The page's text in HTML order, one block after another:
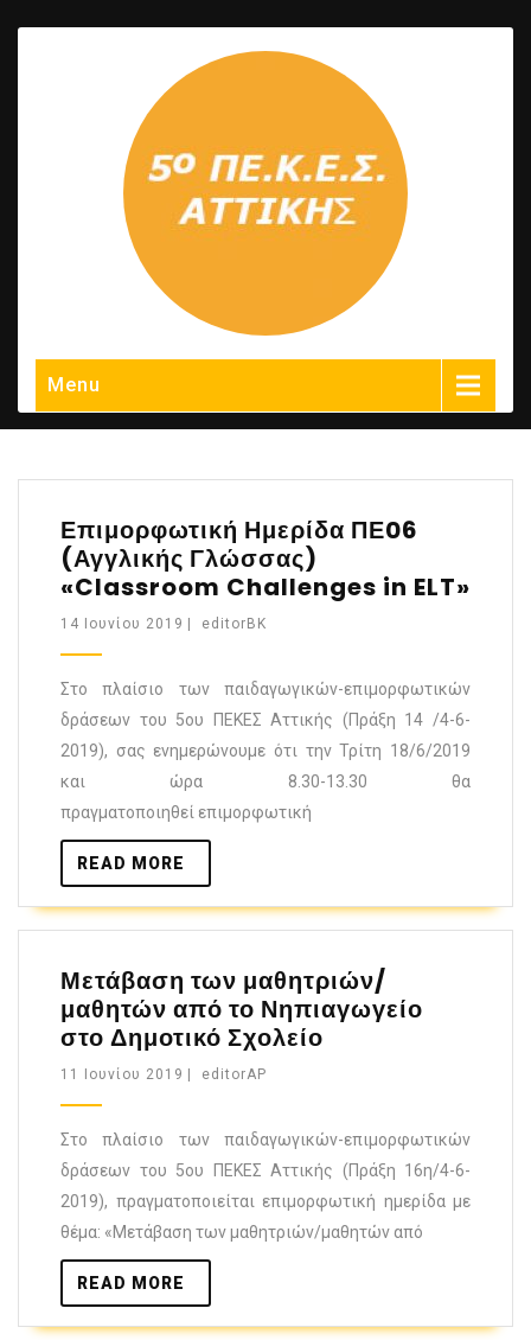
Menu
Επιμορφωτική Ημερίδα ΠΕ06
(Αγγλικής Γλώσσας)
«Classroom Challenges in ELT»
14 Ιουνίου 2019 editorBK
Στο πλαίσιο των παιδαγωγικών-επιμορφωτικών
δράσεων του 5ου ΠΕΚΕΣ Αττικής (Πράξη 14 /4-6-
2019), σας ενημερώνουμε ότι την Τρίτη 18/6/2019
και ώρα 8.30-13.30 θα
πραγματοποιηθεί επιμορφωτική
READ MORE
Μετάβαση των μαθητριών/
μαθητών από το Νηπιαγωγείο
στο Δημοτικό Σχολείο
11 Ιουνίου 2019 editorAP
Στο πλαίσιο των παιδαγωγικών-επιμορφωτικών
δράσεων του 5ου ΠΕΚΕΣ Αττικής (Πράξη 16η/4-6-
2019), πραγματοποιείται επιμορφωτική ημερίδα με
θέμα: «Μετάβαση των μαθητριών/μαθητών από
READ MORE